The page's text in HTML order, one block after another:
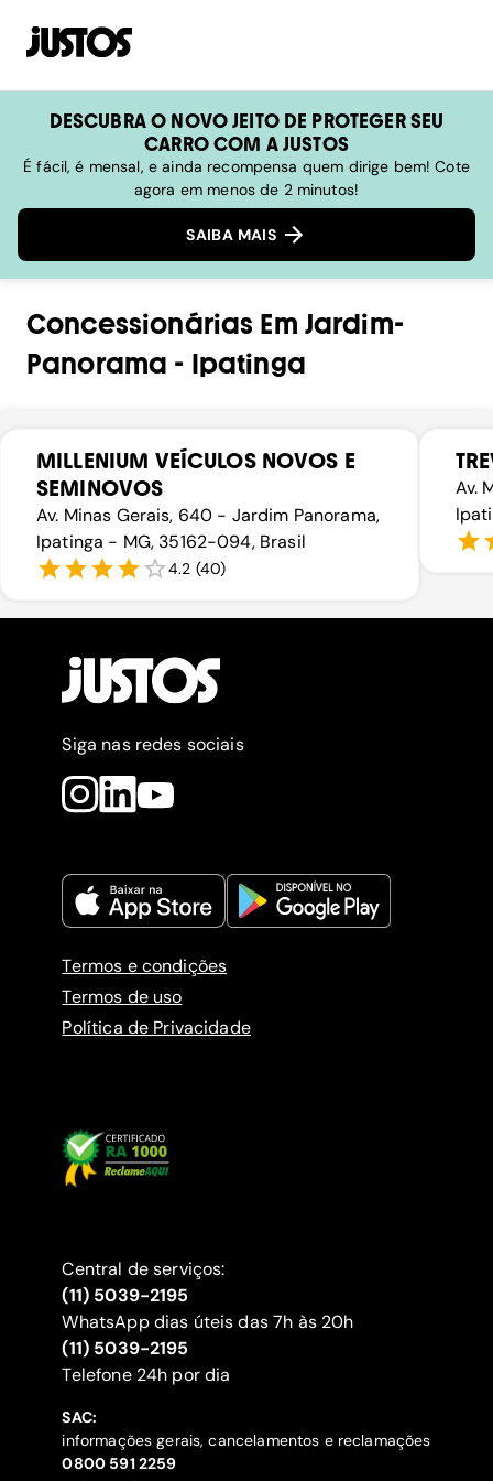
DESCUBRA O NOVO JEITO DE PROTEGER SEU
CARRO COM A JUSTOS
É fácil, é mensal, e ainda recompensa quem dirige bem! Cote
agora em menos de 2 minutos!
SAIBA MAIS
Concessionárias Em Jardim-
Panorama - Ipatinga
MILLENIUM VEÍCULOS NOVOS E
SEMINOVOS
Av. Minas Gerais, 640 - Jardim Panorama,
Ipatinga - MG, 35162-094, Brasil
4.2 (40)
Av.
Siga nas redes sociais
Termos e condições
Termos de uso
Política de Privacidade
Central de serviços:
(11) 5039-2195
WhatsApp dias úteis das 7h às 20h
(11) 5039-2195
‍Telefone 24h por dia
SAC:
informações gerais, cancelamentos e reclamações
‍0800 591 2259